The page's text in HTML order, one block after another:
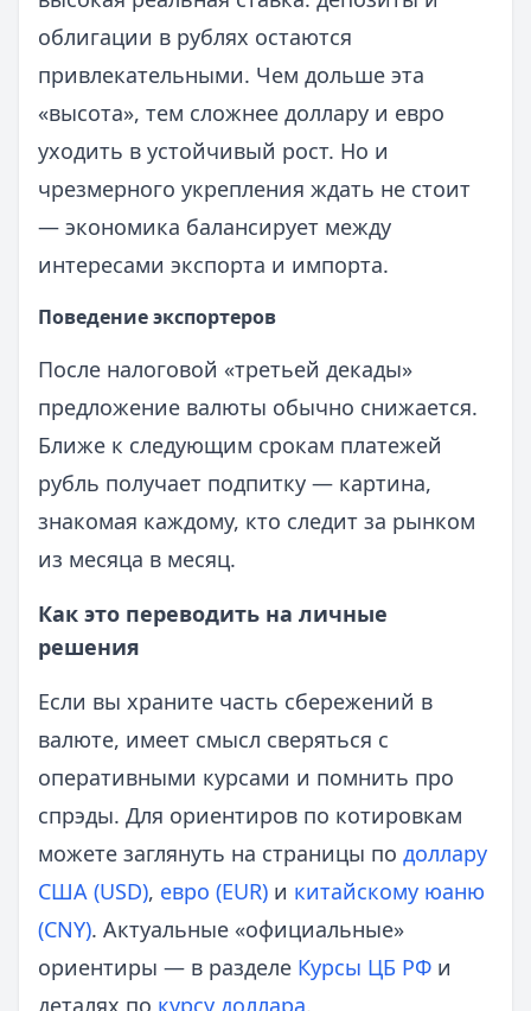
облигации в рублях остаются
привлекательными. Чем дольше эта
«высота», тем сложнее доллару и евро
уходить в устойчивый рост. Но и
чрезмерного укрепления ждать не стоит
— экономика балансирует между
интересами экспорта и импорта.
Поведение экспортеров
После налоговой «третьей декады»
предложение валюты обычно снижается.
Ближе к следующим срокам платежей
рубль получает подпитку — картина,
знакомая каждому, кто следит за рынком
из месяца в месяц.
Как это переводить на личные
решения
Если вы храните часть сбережений в
валюте, имеет смысл сверяться с
оперативными курсами и помнить про
спрэды. Для ориентиров по котировкам
можете заглянуть на страницы по доллару
США (USD), евро (EUR) и китайскому юаню
(CNY). Актуальные «официальные»
ориентиры — в разделе Курсы ЦБ РФ и
деталях по курсу доллара.